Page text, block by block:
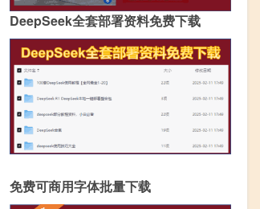
DeepSeek全套部署资料免费下载
免费可商用字体批量下载